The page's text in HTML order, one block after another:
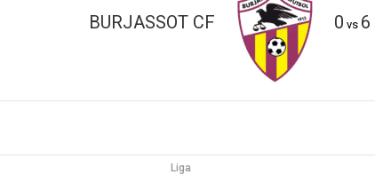
BURJASSOT CF 0 vs 6
Liga